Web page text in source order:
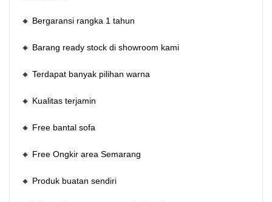
🔸 Bergaransi rangka 1 tahun
🔸 Barang ready stock di showroom kami
🔸 Terdapat banyak pilihan warna
🔸 Kualitas terjamin
🔸 Free bantal sofa
🔸 Free Ongkir area Semarang
🔸 Produk buatan sendiri